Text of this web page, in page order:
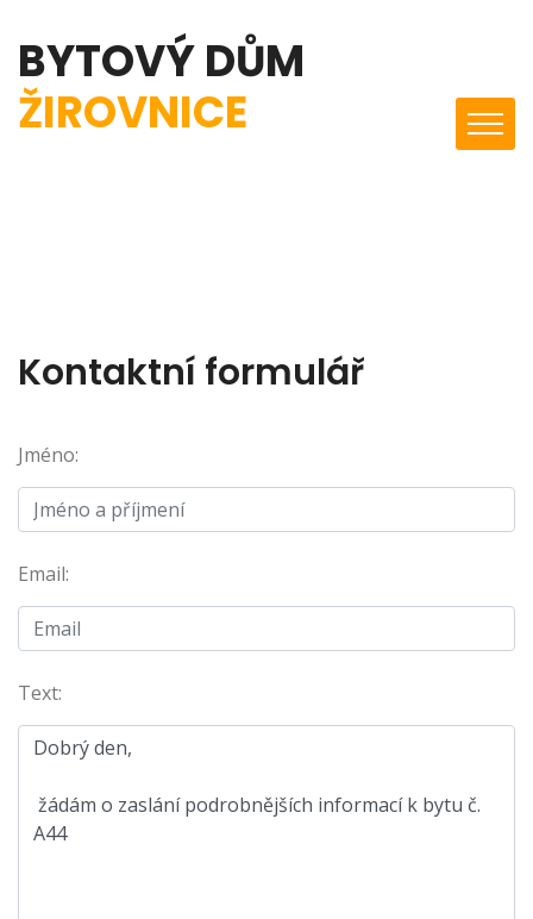
BYTOVÝ DŮM
ŽIROVNICE
Kontaktní formulář
Jméno:
Email:
Text: